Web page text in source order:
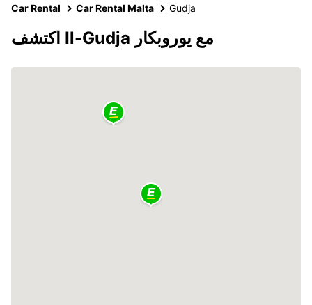
Car Rental Car Rental Malta Gudja
اكتشف Il-Gudja مع يوروبكار